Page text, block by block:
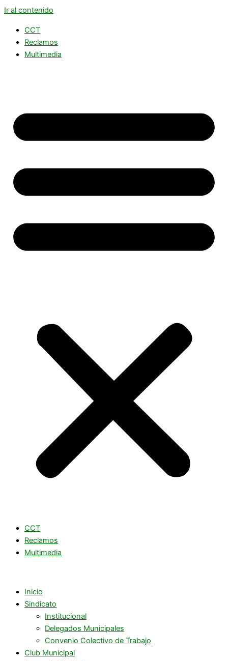
Ir al contenido
CCT
Reclamos
Multimedia
CCT
Reclamos
Multimedia
Inicio
Sindicato
Institucional
Delegados Municipales
Convenio Colectivo de Trabajo
Club Municipal